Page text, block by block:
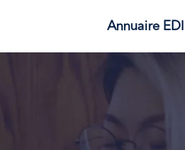
Annuaire EDI